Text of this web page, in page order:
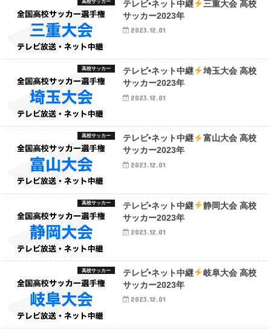
高校サッカー テレビ•ネット中継
三重大会 高校
サッカー2023年
2023.12.01
高校サッカー テレビ•ネット中継
埼玉大会 高校
サッカー2023年
2023.12.01
高校サッカー テレビ•ネット中継
富山大会 高校
サッカー2023年
2023.12.01
高校サッカー テレビ•ネット中継
静岡大会 高校
サッカー2023年
2023.12.01
高校サッカー テレビ•ネット中継
岐阜大会 高校
サッカー2023年
2023.12.01